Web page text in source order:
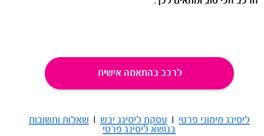
לרכב בהתאמה אישית
ליסינג מימוני פרטי | עסקת ליסינג יבש | שאלות ותשובות
בנושא ליסינג פרטי